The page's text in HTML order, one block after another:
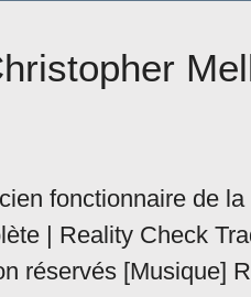
fonctionnaire de
| Reality Check
réservés [Musique]